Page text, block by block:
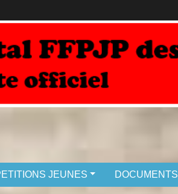
JEUNES DOCUMENTS